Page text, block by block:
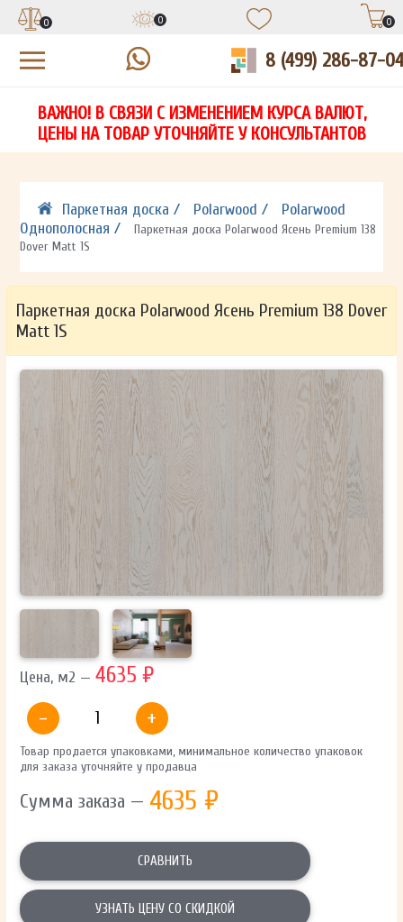
НА
СВЯЖЕТСЯ С ВАМИ В ТЕЧЕНИЕ 15 МИНУТ
ОТПРАВИТЬ
Ваши данные не будут переданы третьим лицам
ЗАПОЛНИТЕ ФОРМУ И НАШ МЕНЕДЖЕР
СВЯЖЕТСЯ С ВАМИ В ТЕЧЕНИЕ 15 МИНУТ
Ваши данные не будут переданы третьим лицам
ЗАПОЛНИТЕ ФОРМУ И НАШ МЕНЕДЖЕР
СВЯЖЕТСЯ С ВАМИ В ТЕЧЕНИЕ 15 МИНУТ
Ваши данные не будут переданы третьим лицам
0 0 0
8 (499) 286-87-04
ВАЖНО! В СВЯЗИ С ИЗМЕНЕНИЕМ КУРСА ВАЛЮТ,
ЦЕНЫ НА ТОВАР УТОЧНЯЙТЕ У КОНСУЛЬТАНТОВ
Паркетная доска / Polarwood /
Polarwood
Однополосная /
Паркетная доска Polarwood Ясень Premium 138
Dover Matt 1S
Паркетная доска Polarwood Ясень Premium 138 Dover
Matt 1S
Цена, м2 — 4635 ₽
-
+
Товар продается упаковками, минимальное количество упаковок
для заказа уточняйте у продавца
Сумма заказа — 4635 ₽
СРАВНИТЬ
УЗНАТЬ ЦЕНУ СО СКИДКОЙ